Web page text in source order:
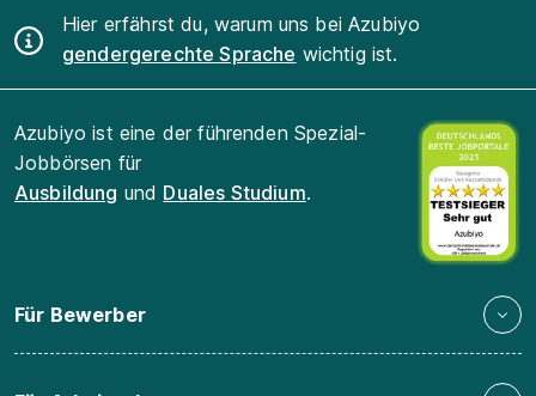
Hier erfährst du, warum uns bei Azubiyo
gendergerechte Sprache wichtig ist.
Azubiyo ist eine der führenden Spezial-
Jobbörsen für
Ausbildung und Duales Studium.
Für Bewerber